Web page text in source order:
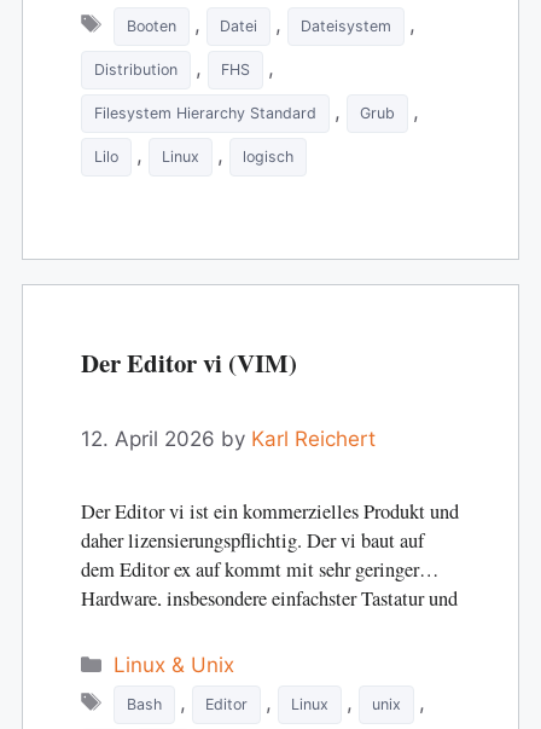
Tags
Booten , Datei , Dateisystem ,
Distribution , FHS ,
Filesystem Hierarchy Standard , Grub ,
Lilo , Linux , logisch
Der Editor vi (VIM)
12. April 2026 by Karl Reichert
Der Editor vi ist ein kommerzielles Produkt und
daher lizensierungspflichtig. Der vi baut auf
dem Editor ex auf kommt mit sehr geringer
Hardware, insbesondere einfachster Tastatur und
Categories
Linux & Unix
Tags
Bash , Editor , Linux , unix ,